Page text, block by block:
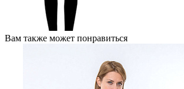
Вам также может понравиться